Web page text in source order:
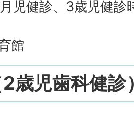
児健診、3歳児健診
館
歳児歯科健診